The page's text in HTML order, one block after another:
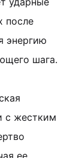
после
энергию
шага.
с жестким
ее